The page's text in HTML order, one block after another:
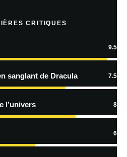
En savoir
CRITIQUES
9.5
sanglant de Dracula 7.5
l’univers 8
6